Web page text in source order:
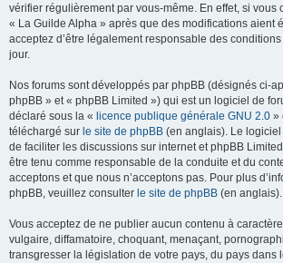
vérifier régulièrement par vous-même. En effet, si vous
« La Guilde Alpha » après que des modifications aient
acceptez d’être légalement responsable des
jour.
Nos forums sont développés par phpBB (désignés ci-
phpBB » et « phpBB Limited ») qui est un logiciel de
déclaré sous la « licence publique générale GNU 2.0 »
téléchargé sur le site de phpBB (en anglais). Le
de faciliter les discussions sur internet et phpBB
être tenu comme responsable de la conduite et du
acceptons et que nous n’acceptons pas. Pour plus
phpBB, veuillez consulter le site de phpBB (en anglais).
Vous acceptez de ne publier aucun contenu à
vulgaire, diffamatoire, choquant, menaçant,
transgresser la législation de votre pays, du pays dans